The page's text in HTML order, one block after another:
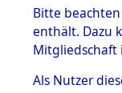
BESTÄNDE
1.
mente
Bitte
enthält. Dazu
Mitgliedschaft
Als Nutzer